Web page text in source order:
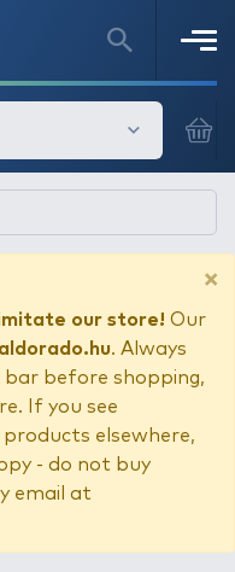
×
our store! Our
. Always
bar before shopping,
If you see
elsewhere,
- do not buy
email at